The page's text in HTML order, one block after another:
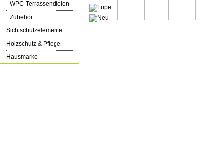
WPC-Terrassendielen
Zubehör
Sichtschutzelemente
Holzschutz & Pflege
Hausmarke